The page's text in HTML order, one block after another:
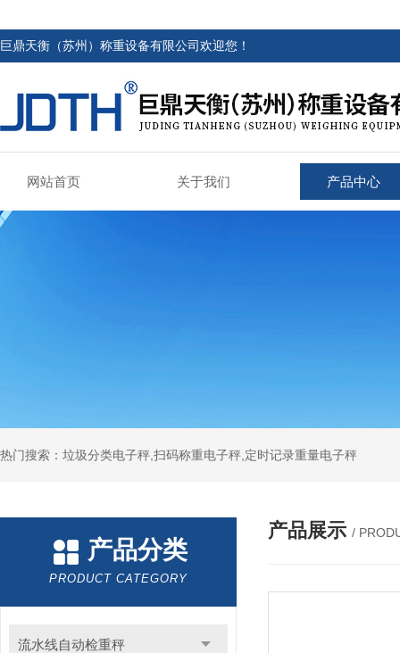
巨鼎天衡（苏州）称重设备有限公司欢迎您！
网站首页 关于我们 产品中心
热门搜索：垃圾分类电子秤,扫码称重电子秤,定时记录重量电子秤
产品分类
PRODUCT CATEGORY
流水线自动检重秤
产品展示 /